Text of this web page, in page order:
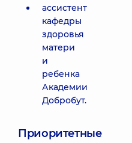
ассистент
кафедры
здоровья
матери
и
ребенка
Академии
Добробут.
Приоритетные